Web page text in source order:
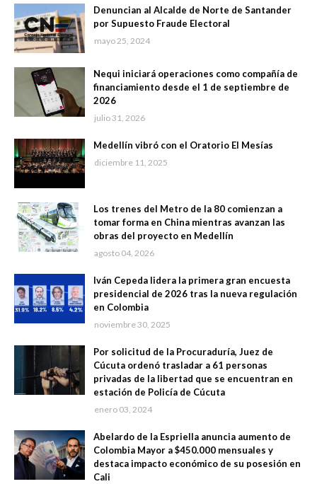
Denuncian al Alcalde de Norte de Santander
por Supuesto Fraude Electoral
mayo 25, 2024
Nequi iniciará operaciones como compañía de
financiamiento desde el 1 de septiembre de
2026
julio 31, 2026
Medellín vibró con el Oratorio El Mesías
diciembre 11, 2025
Los trenes del Metro de la 80 comienzan a
tomar forma en China mientras avanzan las
obras del proyecto en Medellín
agosto 04, 2026
Iván Cepeda lidera la primera gran encuesta
presidencial de 2026 tras la nueva regulación
en Colombia
noviembre 30, 2025
Por solicitud de la Procuraduría, Juez de
Cúcuta ordenó trasladar a 61 personas
privadas de la libertad que se encuentran en
estación de Policía de Cúcuta
enero 03, 2024
Abelardo de la Espriella anuncia aumento de
Colombia Mayor a $450.000 mensuales y
destaca impacto económico de su posesión en
Cali